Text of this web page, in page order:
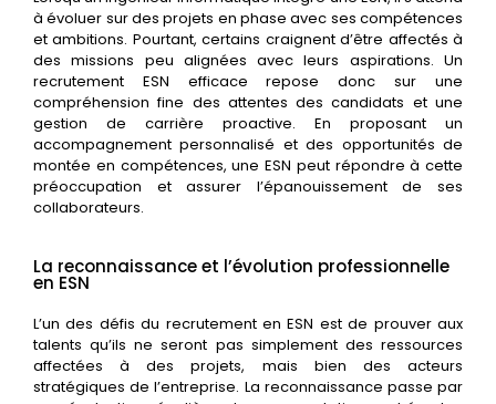
à évoluer sur des projets en phase avec ses compétences
et ambitions. Pourtant, certains craignent d’être affectés à
des missions peu alignées avec leurs aspirations. Un
recrutement ESN efficace repose donc sur une
compréhension fine des attentes des candidats et une
gestion de carrière proactive. En proposant un
accompagnement personnalisé et des opportunités de
montée en compétences, une ESN peut répondre à cette
préoccupation et assurer l’épanouissement de ses
collaborateurs.
La reconnaissance et l’évolution professionnelle
en ESN
L’un des défis du recrutement en ESN est de prouver aux
talents qu’ils ne seront pas simplement des ressources
affectées à des projets, mais bien des acteurs
stratégiques de l’entreprise. La reconnaissance passe par